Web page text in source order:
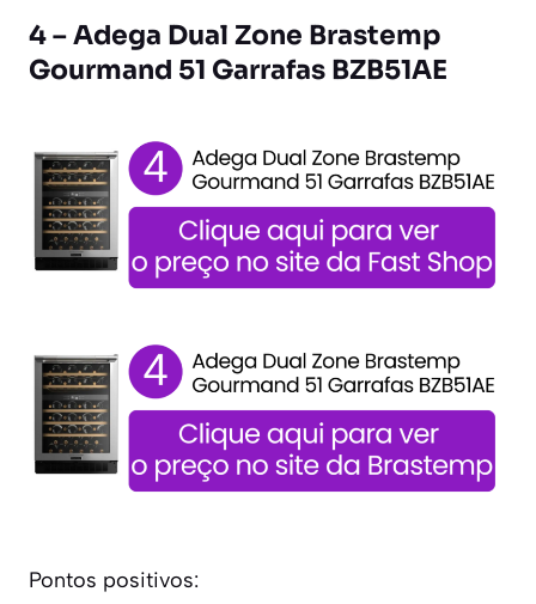
4 – Adega Dual Zone Brastemp
Gourmand 51 Garrafas BZB51AE
Pontos positivos: